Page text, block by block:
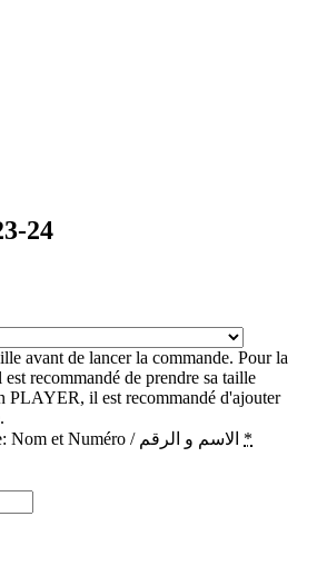
24
avant de lancer la commande. Pour la
recommandé de prendre sa taille
PLAYER, il est recommandé d'ajouter
Personnalisation Flocage: Nom et Numéro / الاسم و الرقم *